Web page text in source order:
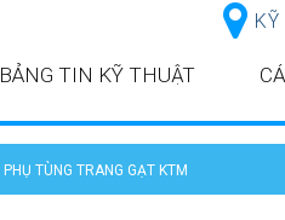
BẢNG TIN KỸ THUẬT
PHỤ TÙNG TRANG GẠT KTM